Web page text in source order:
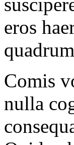
eros
Comis
nulla